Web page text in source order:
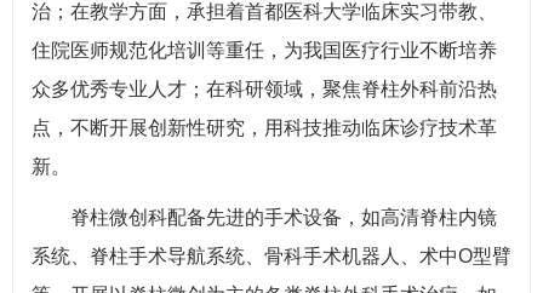
治；在教学方面，承担着首都医科大学临床实习带教、
住院医师规范化培训等重任，为我国医疗行业不断培养
众多优秀专业人才；在科研领域，聚焦脊柱外科前沿热
点，不断开展创新性研究，用科技推动临床诊疗技术革
新。
脊柱微创科配备先进的手术设备，如高清脊柱内镜
系统、脊柱手术导航系统、骨科手术机器人、术中O型臂